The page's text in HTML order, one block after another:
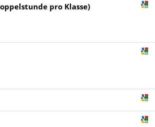
pro Klasse)